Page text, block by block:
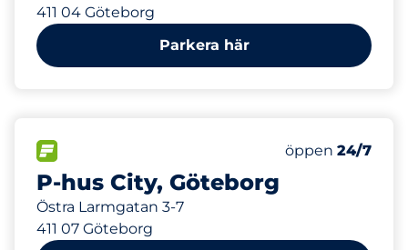
411 04 Göteborg
Parkera här
P-hus City, Göteborg
Östra Larmgatan 3-7
411 07 Göteborg
Antal
Totalt antal
öppen 24/7
785 m